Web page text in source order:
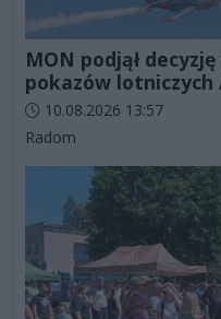
MON podjął
pokazów lotniczych
Data dodania artykułu:
10.08.2026 13:57
Kategorie artykułu:
Radom